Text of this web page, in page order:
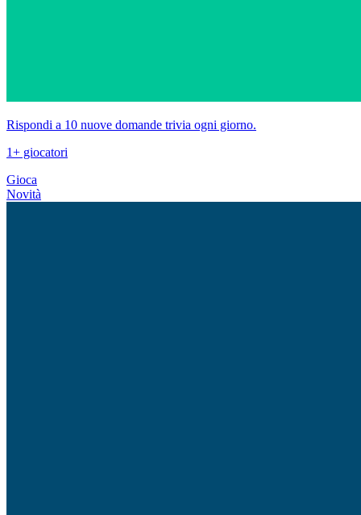
Rispondi a 10 nuove domande trivia ogni giorno.
1+ giocatori
Gioca
Novità